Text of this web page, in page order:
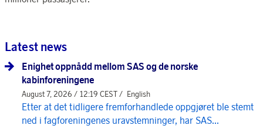
Latest news
Enighet oppnådd mellom SAS og de norske
kabinforeningene
August 7, 2026 / 12:19 CEST / English
Etter at det tidligere fremforhandlede oppgjøret ble stemt
ned i fagforeningenes uravstemninger, har SAS...